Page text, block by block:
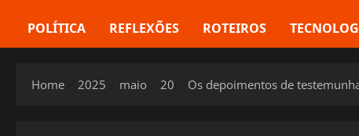
POLÍTICA REFLEXÕES ROTEIROS
Home 2025 maio 20 Os depoimentos de